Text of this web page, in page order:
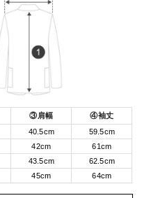
③肩幅
④袖丈
40.5cm
59.5cm
42cm
61cm
43.5cm
62.5cm
45cm 64cm